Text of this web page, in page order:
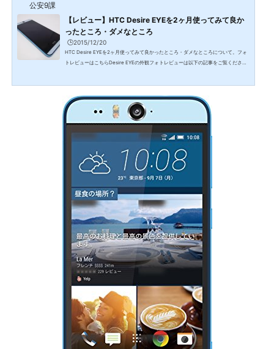
公安9課
【レビュー】HTC Desire EYEを2ヶ月使ってみて良か
ったところ・ダメなところ
🕒️2015/12/20
HTC Desire EYEを2ヶ月使ってみて良かったところ・ダメなところについて。フォ
トレビューはこちらDesire EYEの外観フォトレビューは以下の記事をご覧くださ
動作面で困ったことはありません。ナビゲーションボタンの順番を並べ替え出来る
ナビゲーションボタンの順番はデフォルトだと｢バックキー・ホー...